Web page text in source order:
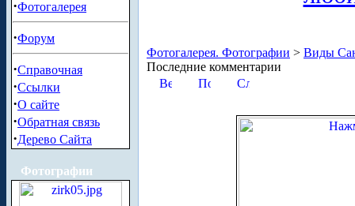
·Фотогалерея
·Форум
·Справочная
·Ссылки
·О сайте
·Обратная связь
·Дерево Сайта
Фотографии
Фотогалерея. Фотографии > Виды
Последние комментарии